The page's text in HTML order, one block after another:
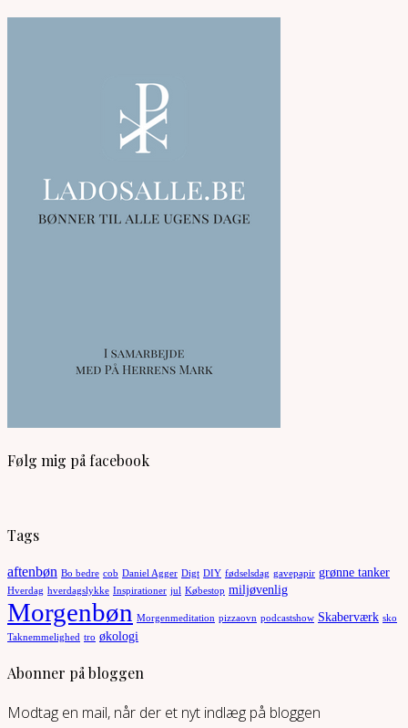
Følg mig på facebook
Tags
aftenbøn Bo bedre cob Daniel Agger Digt DIY fødselsdag gavepapir grønne tanker
Hverdag hverdagslykke Inspirationer jul Købestop miljøvenlig
Morgenbøn Morgenmeditation pizzaovn podcastshow Skaberværk sko
Taknemmelighed tro økologi
Abonner på bloggen
Modtag en mail, når der et nyt indlæg på bloggen